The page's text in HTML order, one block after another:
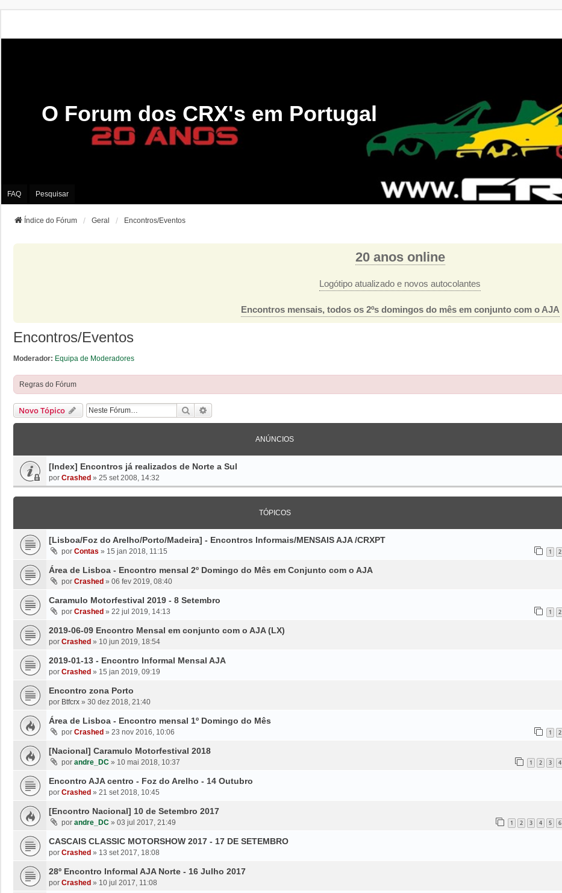
O Forum dos CRX's em Portugal
FAQ Pesquisar
Índice do Fórum Geral Encontros/Eventos
20 anos online
Logótipo atualizado e novos autocolantes
Encontros mensais, todos os 2ºs domingos do mês em conjunto com o AJA
Encontros/Eventos
Moderador: Equipa de Moderadores
Regras do Fórum
Novo Tópico Pesquisar
ANÚNCIOS
[Index] Encontros já realizados de Norte a Sul
por Crashed » 25 set 2008, 14:32
TÓPICOS
[Lisboa/Foz do Arelho/Porto/Madeira] - Encontros Informais/MENSAIS AJA /CRXPT
por Contas » 15 jan 2018, 11:15 1 2
Área de Lisboa - Encontro mensal 2º Domingo do Mês em Conjunto com o AJA
por Crashed » 06 fev 2019, 08:40
Caramulo Motorfestival 2019 - 8 Setembro
por Crashed » 22 jul 2019, 14:13 1 2
2019-06-09 Encontro Mensal em conjunto com o AJA (LX)
por Crashed » 10 jun 2019, 18:54
2019-01-13 - Encontro Informal Mensal AJA
por Crashed » 15 jan 2019, 09:19
Encontro zona Porto
por Btfcrx » 30 dez 2018, 21:40
Área de Lisboa - Encontro mensal 1º Domingo do Mês
por Crashed » 23 nov 2016, 10:06 1 2
[Nacional] Caramulo Motorfestival 2018
por andre_DC » 10 mai 2018, 10:37 1 2 3 4
Encontro AJA centro - Foz do Arelho - 14 Outubro
por Crashed » 21 set 2018, 10:45
[Encontro Nacional] 10 de Setembro 2017
por andre_DC » 03 jul 2017, 21:49 1 2 3 4 5 6
CASCAIS CLASSIC MOTORSHOW 2017 - 17 DE SETEMBRO
por Crashed » 13 set 2017, 18:08
28º Encontro Informal AJA Norte - 16 Julho 2017
por Crashed » 10 jul 2017, 11:08